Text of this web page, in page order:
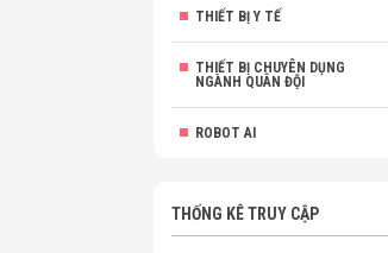
THIẾT BỊ Y TẾ
THIẾT BỊ CHUYÊN DỤNG
NGÀNH QUÂN ĐỘI
ROBOT AI
THỐNG KÊ TRUY CẬP